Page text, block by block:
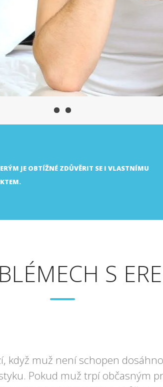
JE OBTÍŽNÉ ZDŮVĚRIT SE I VLASTNÍMU
S
když muž není schopen
Pokud muž trpí občasným